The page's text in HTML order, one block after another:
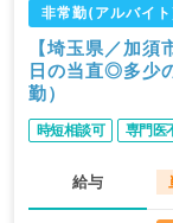
非常勤(アルバイ
【埼玉県／加
日の当直◎多少
勤）
時短相談可 専門医
給与